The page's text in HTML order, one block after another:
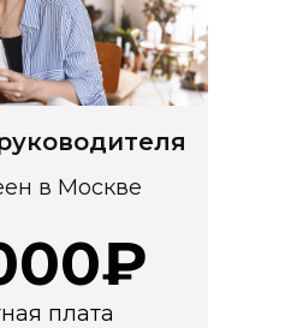
в Москве
плата